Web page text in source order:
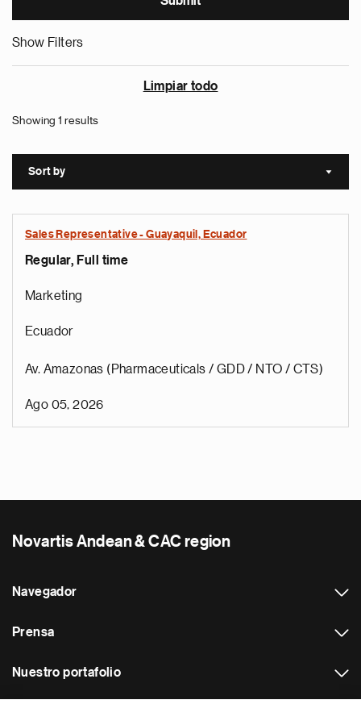
Show Filters
Limpiar todo
Showing 1 results
Sort by Sort
Sales Representative - Guayaquil, Ecuador
Regular, Full time
Marketing
Ecuador
Av. Amazonas (Pharmaceuticals / GDD / NTO / CTS)
Ago 05, 2026
Novartis Andean & CAC region
Navegador
Prensa
Nuestro portafolio